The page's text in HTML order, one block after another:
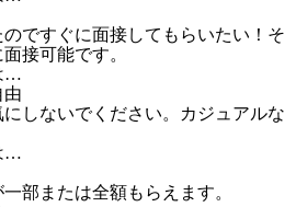
ですぐに面接してもらいたい！そ
接可能です。
…
由
しないでください。カジュアルな
…
部または全額もらえます。